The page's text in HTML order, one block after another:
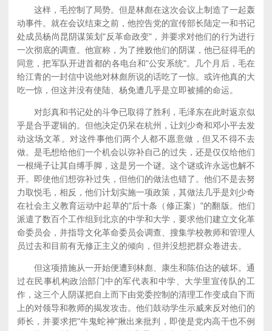
这样，毛控制了局势。但是林彪在这次会议上制造了一起轰
动事件。就在会议结束之前，他控告党的宣传部长陆定一和书记
处成员杨尚昆阴谋策划"反革命政变"，并要求对他们的行为进行
一次彻底的调查。他宣称，为了挫败他们的阴谋，他已征得毛的
同意，把军队开进首都的各电台和"公安系统"。几个月后，毛在
给江青的一封信中说他对林彪所说的话吃了一惊。或许他真的大
吃一惊，但这并没有使陆、杨免遭几乎是立即被捕的命运。
对彭真和书记处的斗争已取得了胜利，毛泽东在此时返京似
乎是合乎逻辑的。但他决定仍呆在杭州，让刘少奇和邓小平去发
动这场文革。对这件事他们两个人都不愿意做，但又不得不去
做。是毛想给他们一个机会以弥补自己的过失，还是仅仅给他们
一根绳子让其自缚手脚，这是另一个谜。这个谜或许永远也解不
开。即使他们想弥补过失，但他们的做法也错了。他们不是去努
力取悦毛，相反，他们计划实施一项政策，其做法几乎是刘少奇
在社会主义教育运动中起草的"后十条（修正案）"的翻版。他们
派遣了数百个工作组到北京的中学和大学，要求他们建立文化革
命委员会，并指导文化革命委员会调查、搜集学校教师和管理人
员过去和目前有无修正主义的倾向，但并没想把群众卷进去。
但这项措施从一开始便遭到林彪、康生和陈伯达的破坏。通
过在民事机构政治部门中的军代表和中学、大学里宣传队的工
作，这三个人阴谋把自上而下由党委控制的清理工作变成自下而
上的对领导和教师的揭发攻击。他们鼓动学生示威来反对他们的
师长，并要求把"牛鬼蛇神"揪出来批判，即使是党内高干也不例